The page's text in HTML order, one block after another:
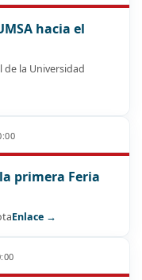
hacia el
la Universidad
primera Feria
Enlace →